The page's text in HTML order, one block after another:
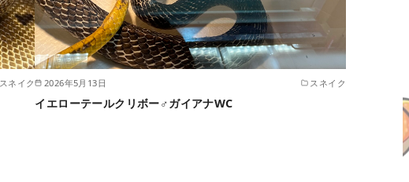
スネイク 2026年5月13日 スネイク
イエローテールクリボー♂ガイアナWC